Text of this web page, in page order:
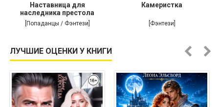
Наставница для
наследника престола
[Попаданцы / Фэнтези]
Камеристка
[Фэнтези]
ЛУЧШИЕ ОЦЕНКИ У КНИГИ